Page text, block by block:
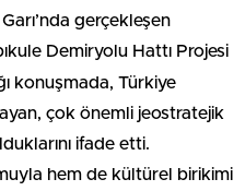
gerçekleşen
Demiryolu Hattı Projesi
konuşmada, Türkiye
çok önemli jeostratejik
ifade etti.
hem de kültürel birikimi